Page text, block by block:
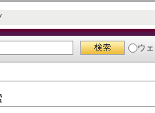
ウ